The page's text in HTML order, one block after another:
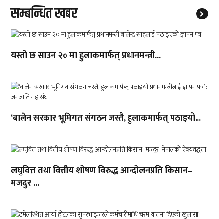
सम्बन्धित खबर
यस्तो छ साउन २० मा हुलाकमार्फत् प्रधानमन्त्री...
‘बालेन सरकार भूमिगत संगठन जस्तै, हुलाकमार्फत् पठाइयो...
लघुवित्त तथा वित्तीय शोषण विरुद्ध आन्दोलनप्रति किसान–
मजदुर ...